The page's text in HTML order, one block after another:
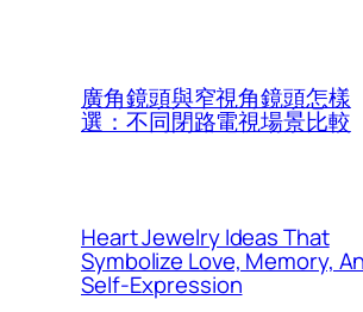
廣角鏡頭與窄視角鏡頭怎樣
選：不同閉路電視場景比較
Heart Jewelry Ideas That
Symbolize Love, Memory,
Self-Expression